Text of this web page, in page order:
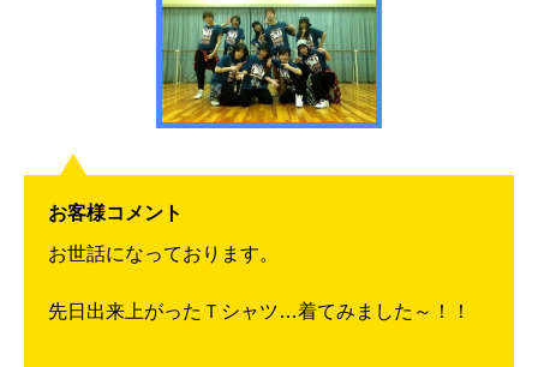
お客様コメント
お世話になっております。
先日出来上がったＴシャツ…着てみました～！！